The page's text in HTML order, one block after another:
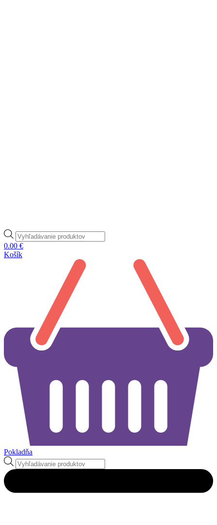
Products
search
0.00 €
Košík
Pokladňa
Products
search